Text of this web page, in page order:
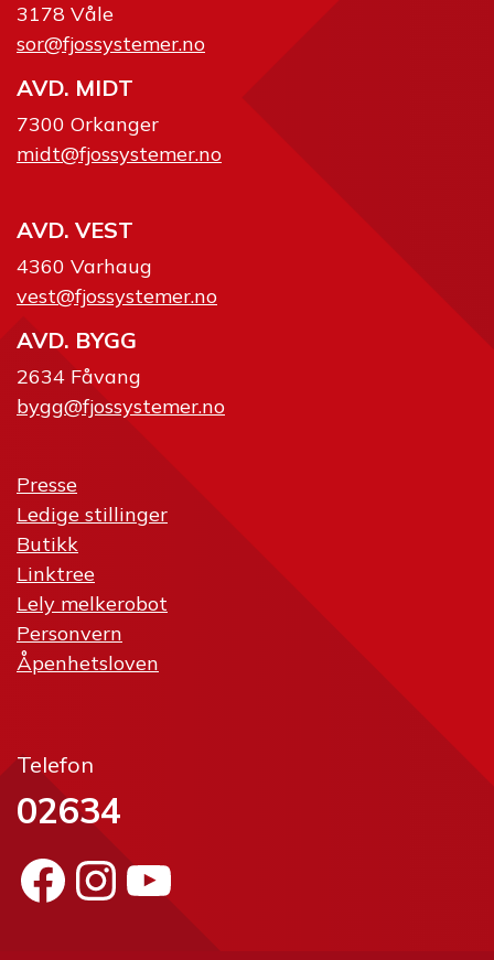
3178 Våle
sor@fjossystemer.no
AVD. MIDT
7300 Orkanger
midt@fjossystemer.no
AVD. VEST
4360 Varhaug
vest@fjossystemer.no
AVD. BYGG
2634 Fåvang
bygg@fjossystemer.no
Presse
Ledige stillinger
Butikk
Linktree
Lely melkerobot
Personvern
Åpenhetsloven
Telefon
02634
Facebook
Instagram
YouTube